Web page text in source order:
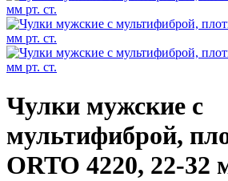
Чулки мужские с
мультифиброй,
ORTO 4220, 22-32